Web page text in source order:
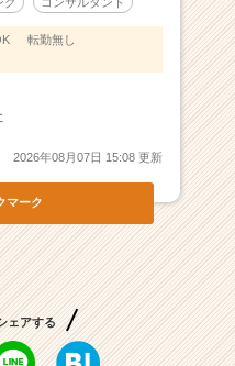
マーク
転勤無し
2026年08月07日 15:08 更新
ェアする